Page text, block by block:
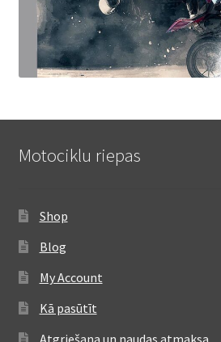
Motociklu riepas
Shop
Blog
My Account
Kā pasūtīt